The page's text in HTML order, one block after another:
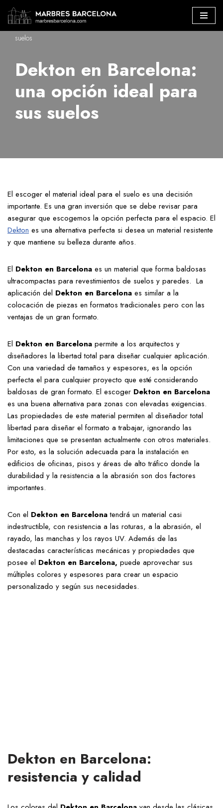
SaltarMarbres Barcelona»Dekton en Barcelona: una opción ideal para sus
suelos
Dekton en Barcelona:
una opción ideal para
sus suelos
El escoger el material ideal para el suelo es una decisión
importante. Es una gran inversión que se debe revisar para
asegurar que escogemos la opción perfecta para el espacio. El
Dekton es una alternativa perfecta si desea un material resistente
y que mantiene su belleza durante años.
El Dekton en Barcelona es un material que forma baldosas
ultracompactas para revestimientos de suelos y paredes. La
aplicación del Dekton en Barcelona es similar a la
colocación de piezas en formatos tradicionales pero con las
ventajas de un gran formato.
El Dekton en Barcelona permite a los arquitectos y
diseñadores la libertad total para diseñar cualquier aplicación.
Con una variedad de tamaños y espesores, es la opción
perfecta el para cualquier proyecto que esté considerando
baldosas de gran formato. El escoger Dekton en Barcelona
es una buena alternativa para zonas con elevadas exigencias.
Las propiedades de este material permiten al diseñador total
libertad para diseñar el formato a trabajar, ignorando las
limitaciones que se presentan actualmente con otros materiales.
Por esto, es la solución adecuada para la instalación en
edificios de oficinas, pisos y áreas de alto tráfico donde la
durabilidad y la resistencia a la abrasión son dos factores
importantes.
Con el Dekton en Barcelonatendrá un material casi
indestructible, con resistencia a las roturas, a la abrasión, el
rayado, las manchas y los rayos UV. Además de las
destacadas características mecánicas y propiedades que
posee el Dekton en Barcelona, puede aprovechar sus
múltiples colores y espesores para crear un espacio
personalizado y según sus necesidades.
Dekton en Barcelona:
resistencia y calidad